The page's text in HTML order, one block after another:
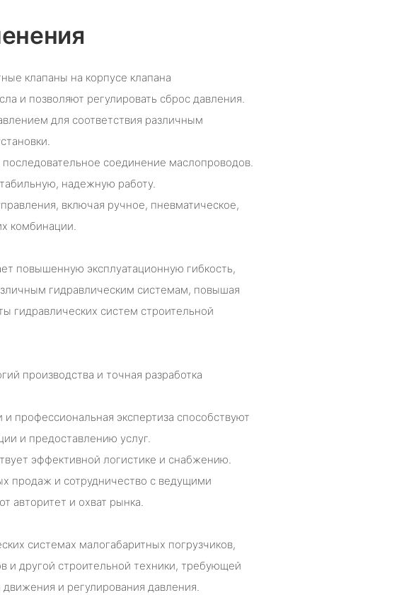
клапаны на корпусе клапана
и позволяют регулировать сброс давления.
для соответствия различным
соединение маслопроводов.
надежную работу.
включая ручное, пневматическое,
комбинации.
повышенную эксплуатационную гибкость,
гидравлическим системам, повышая
гидравлических систем строительной
производства и точная разработка
профессиональная экспертиза способствуют
и предоставлению услуг.
эффективной логистике и снабжению.
продаж и сотрудничество с ведущими
авторитет и охват рынка.
системах малогабаритных погрузчиков,
и другой строительной техники, требующей
и регулирования давления.